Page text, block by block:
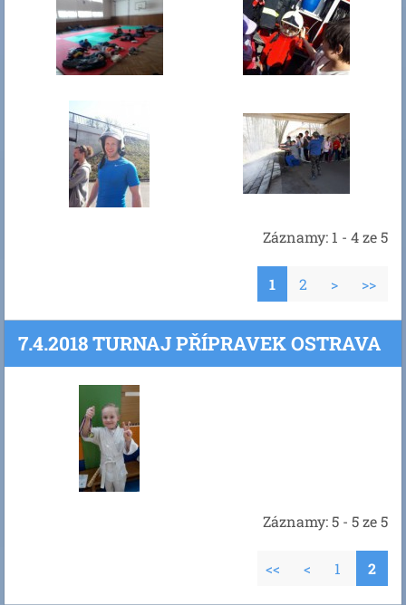
Záznamy: 1 - 4 ze 5
1 2 > >>
7.4.2018 TURNAJ PŘÍPRAVEK OSTRAVA
Záznamy: 5 - 5 ze 5
<< < 1 2